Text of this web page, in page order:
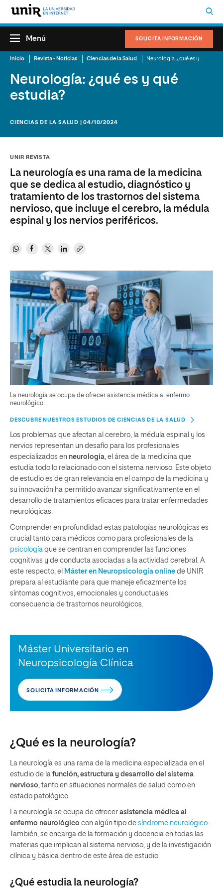
SOLICITA INFORMACIÓN
Menú
Inicio Revista - Noticias Ciencias de la Salud
Neurología: ¿qué es y qué
estudia?
CIENCIAS DE LA SALUD | 04/10/2024
UNIR REVISTA
La neurología es una rama de la medicina
que se dedica al estudio, diagnóstico y
tratamiento de los trastornos del sistema
nervioso, que incluye el cerebro, la médula
espinal y los nervios periféricos.
La neurología se ocupa de ofrecer asistencia médica al enfermo
neurológico.
DESCUBRE NUESTROS ESTUDIOS DE CIENCIAS DE LA SALUD
Los problemas que afectan al cerebro, la médula espinal y los
nervios representan un desafío para los profesionales
especializados en neurología , el área de la medicina que
estudia todo lo relacionado con el sistema nervioso. Este objeto
de estudio es de gran relevancia en el campo de la medicina y
su innovación ha permitido avanzar significativamente en el
desarrollo de tratamientos eficaces para tratar enfermedades
neurológicas.
Comprender en profundidad estas patologías neurológicas es
crucial tanto para médicos como para profesionales de la
psicología que se centran en comprender las funciones
cognitivas y de conducta asociadas a la actividad cerebral. A
este respecto, el Máster en Neuropsicología online de UNIR
prepara al estudiante para que maneje eficazmente los
síntomas cognitivos, emocionales y conductuales
consecuencia de trastornos neurológicos.
Máster Universitario en
Neuropsicología Clínica
SOLICITA INFORMACIÓN
¿Qué es la neurología?
La neurología es una rama de la medicina especializada en el
estudio de la función, estructura y desarrollo del sistema
nervioso , tanto en situaciones normales de salud como en
estado patológico.
La neurología se ocupa de ofrecer asistencia médica al
enfermo neurológico con algún tipo de síndrome neurológico
También, se encarga de la formación y docencia en todas las
materias que implican al sistema nervioso, y de la investigación
clínica y básica dentro de este área de estudio.
¿Qué estudia la neurología?